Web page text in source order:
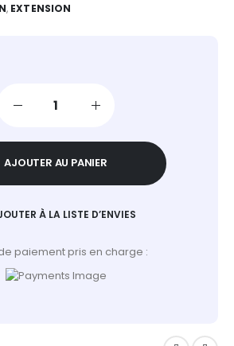
, EXTENSION
AJOUTER AU PANIER
À LA LISTE D’ENVIES
paiement pris en charge :